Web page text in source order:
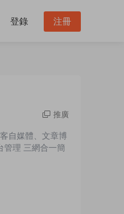
登錄 注冊
推廣
自媒體、文章博
管理 三網合一簡